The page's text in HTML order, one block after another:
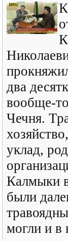
два
вообще-
Чечня.
уклад,
Калмыки
были
могли и в